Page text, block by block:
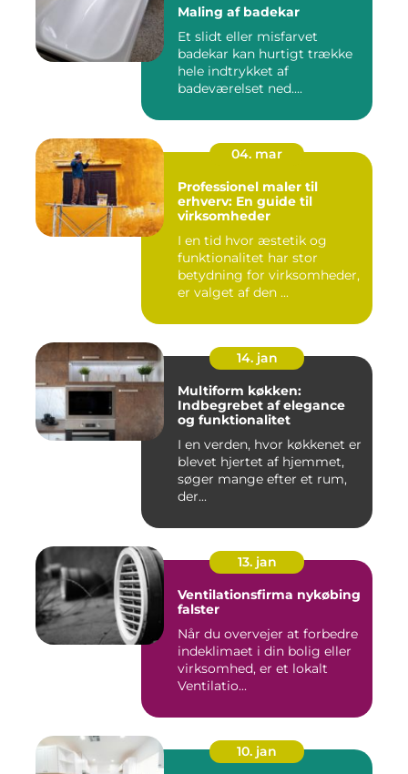
Maling af badekar
Et slidt eller misfarvet
badekar kan hurtigt trække
hele indtrykket af
badeværelset ned....
04. mar
Professionel maler til
erhverv: En guide til
virksomheder
I en tid hvor æstetik og
funktionalitet har stor
betydning for virksomheder,
er valget af den ...
14. jan
Multiform køkken:
Indbegrebet af elegance
og funktionalitet
I en verden, hvor køkkenet er
blevet hjertet af hjemmet,
søger mange efter et rum,
der...
13. jan
Ventilationsfirma nykøbing
falster
Når du overvejer at forbedre
indeklimaet i din bolig eller
virksomhed, er et lokalt
Ventilatio...
10. jan